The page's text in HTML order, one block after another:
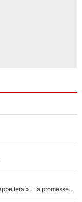
Mercato - OM - «Dès que je prends un club, je t’appellerai» : La promesse de Marcelino au moment de claquer la porte